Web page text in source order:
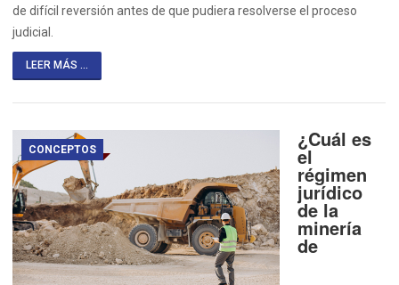
de difícil reversión antes de que pudiera resolverse el proceso
judicial.
LEER MÁS ...
CONCEPTOS ¿Cuál es
el
régimen
jurídico
de la
minería
de